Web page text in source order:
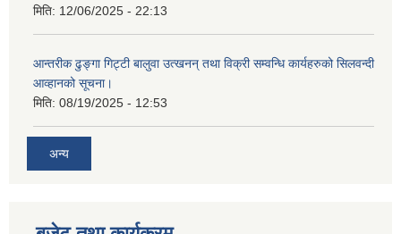
मिति: 12/06/2025 - 22:13
आन्तरीक ढुङ्गा गिट्टी बालुवा उत्खनन् तथा विक्री सम्वन्धि कार्यहरुको सिलवन्दी
आव्हानको सूचना।
मिति: 08/19/2025 - 12:53
अन्य